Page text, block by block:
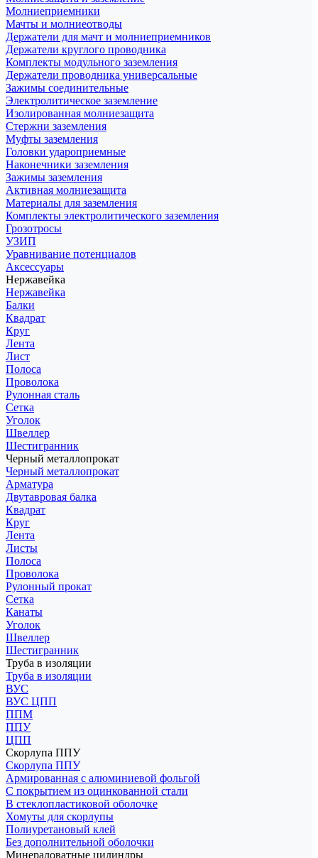
Молниеприемники
Мачты и молниеотводы
Держатели для мачт и молниеприемников
Держатели круглого проводника
Комплекты модульного заземления
Держатели проводника универсальные
Зажимы соединительные
Электролитическое заземление
Изолированная молниезащита
Стержни заземления
Муфты заземления
Головки удароприемные
Наконечники заземления
Зажимы заземления
Активная молниезащита
Материалы для заземления
Комплекты электролитического заземления
Грозотросы
УЗИП
Уравнивание потенциалов
Аксессуары
Нержавейка
Нержавейка
Балки
Квадрат
Круг
Лента
Лист
Полоса
Проволока
Рулонная сталь
Сетка
Уголок
Швеллер
Шестигранник
Черный металлопрокат
Черный металлопрокат
Арматура
Двутавровая балка
Квадрат
Круг
Лента
Листы
Полоса
Проволока
Рулонный прокат
Сетка
Канаты
Уголок
Швеллер
Шестигранник
Труба в изоляции
Труба в изоляции
ВУС
ВУС ЦПП
ППМ
ППУ
ЦПП
Скорлупа ППУ
Скорлупа ППУ
Армированная с алюминиевой фольгой
С покрытием из оцинкованной стали
В стеклопластиковой оболочке
Хомуты для скорлупы
Полиуретановый клей
Без дополнительной оболочки
Минераловатные цилиндры